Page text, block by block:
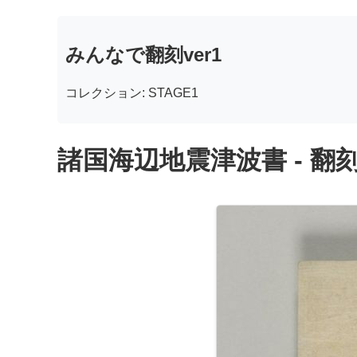
みんなで翻刻ver1
コレクション: STAGE1
諸国海辺地震津波書 - 翻